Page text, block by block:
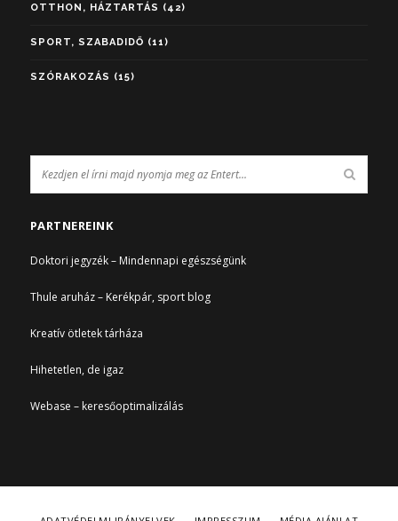
OTTHON, HÁZTARTÁS (42)
SPORT, SZABADIDŐ (11)
SZÓRAKOZÁS (15)
PARTNEREINK
Doktori jegyzék – Mindennapi egészségünk
Thule aruház – Kerékpár, sport blog
Kreatív ötletek tárháza
Hihetetlen, de igaz
Webase – keresőoptimalizálás